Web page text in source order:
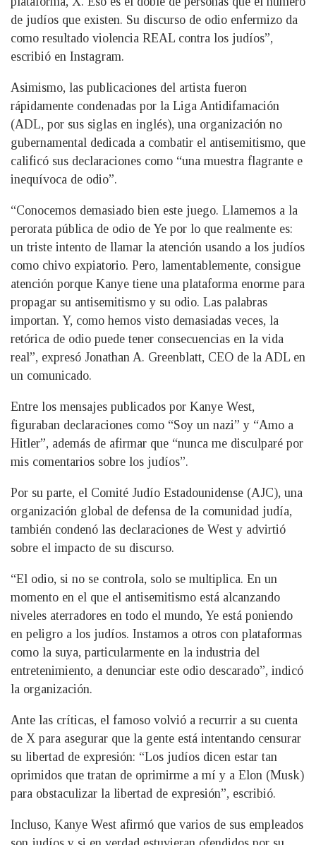
de judíos que existen. Su discurso de odio enfermizo da
como resultado violencia REAL contra los judíos”,
escribió en Instagram.
Asimismo, las publicaciones del artista fueron
rápidamente condenadas por la Liga Antidifamación
(ADL, por sus siglas en inglés), una organización no
gubernamental dedicada a combatir el antisemitismo, que
calificó sus declaraciones como “una muestra flagrante e
inequívoca de odio”.
“Conocemos demasiado bien este juego. Llamemos a la
perorata pública de odio de Ye por lo que realmente es:
un triste intento de llamar la atención usando a los judíos
como chivo expiatorio. Pero, lamentablemente, consigue
atención porque Kanye tiene una plataforma enorme para
propagar su antisemitismo y su odio. Las palabras
importan. Y, como hemos visto demasiadas veces, la
retórica de odio puede tener consecuencias en la vida
real”, expresó Jonathan A. Greenblatt, CEO de la ADL en
un comunicado.
Entre los mensajes publicados por Kanye West,
figuraban declaraciones como “Soy un nazi” y “Amo a
Hitler”, además de afirmar que “nunca me disculparé por
mis comentarios sobre los judíos”.
Por su parte, el Comité Judío Estadounidense (AJC), una
organización global de defensa de la comunidad judía,
también condenó las declaraciones de West y advirtió
sobre el impacto de su discurso.
“El odio, si no se controla, solo se multiplica. En un
momento en el que el antisemitismo está alcanzando
niveles aterradores en todo el mundo, Ye está poniendo
en peligro a los judíos. Instamos a otros con plataformas
como la suya, particularmente en la industria del
entretenimiento, a denunciar este odio descarado”, indicó
la organización.
Ante las críticas, el famoso volvió a recurrir a su cuenta
de X para asegurar que la gente está intentando censurar
su libertad de expresión: “Los judíos dicen estar tan
oprimidos que tratan de oprimirme a mí y a Elon (Musk)
para obstaculizar la libertad de expresión”, escribió.
Incluso, Kanye West afirmó que varios de sus empleados